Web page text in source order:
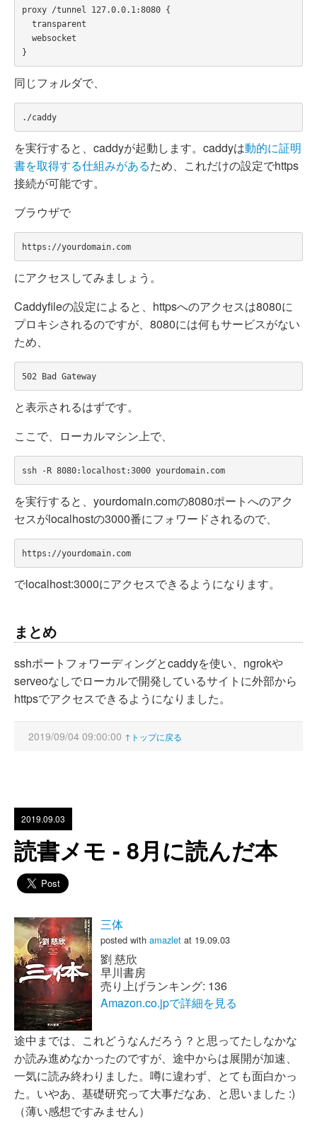
proxy /tunnel 127.0.0.1:8080 {
同じフォルダで、
./caddy
を実行すると、caddyが起動します。caddyは動的に証明
書を取得する仕組みがあるため、これだけの設定でhttps
接続が可能です。
ブラウザで
https://yourdomain.com
にアクセスしてみましょう。
Caddyfileの設定によると、httpsへのアクセスは8080に
プロキシされるのですが、8080には何もサービスがない
ため、
502 Bad Gateway
と表示されるはずです。
ここで、ローカルマシン上で、
ssh -R 8080:localhost:3000 yourdomain.com
を実行すると、yourdomain.comの8080ポートへのアク
セスがlocalhostの3000番にフォワードされるので、
https://yourdomain.com
でlocalhost:3000にアクセスできるようになります。
まとめ
sshポートフォワーディングとcaddyを使い、ngrokや
serveoなしでローカルで開発しているサイトに外部から
httpsでアクセスできるようになりました。
2019/09/04 09:00:00 ↑トップに戻る
2019.09.03
読書メモ - 8月に読んだ本
三体
posted with amazlet at 19.09.03
劉 慈欣
早川書房
売り上げランキング: 136
Amazon.co.jpで詳細を見る
途中までは、これどうなんだろう？と思ってたしなかな
か読み進めなかったのですが、途中からは展開が加速、
一気に読み終わりました。噂に違わず、とても面白かっ
た。いやあ、基礎研究って大事だなあ、と思いました :)
（薄い感想ですみません）